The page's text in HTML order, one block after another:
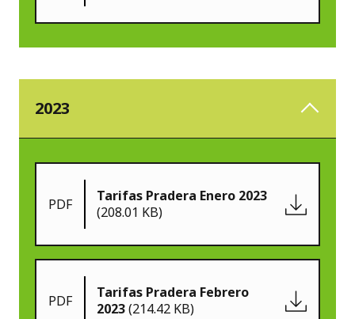
2023
PDF
Tarifas Pradera Enero 2023
(208.01 KB)
PDF
Tarifas Pradera Febrero
2023(214.42 KB)